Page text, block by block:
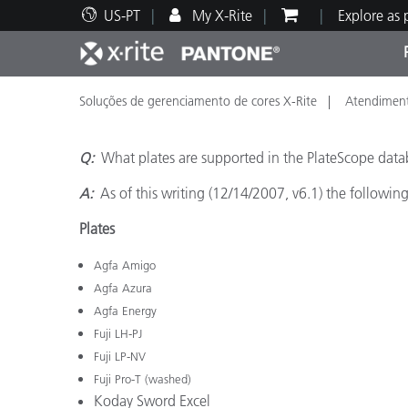
US-PT My X-Rite Explore as
Principais produtos
Impressão e Embalagem
Automotiva
Suporte Técnico
Recursos Educacionais
Soluções de gerenciamento de cores X-Rite
Q:What plates are supported in the PlateScope
A:As of this writing (12/14/2007, v6.1) the
Plates
Agfa Amigo
Agfa Azura
Agfa Energy
Fuji LH-PJ
Fuji LP-NV
Fuji Pro-T (washed)
Koday Sword Excel